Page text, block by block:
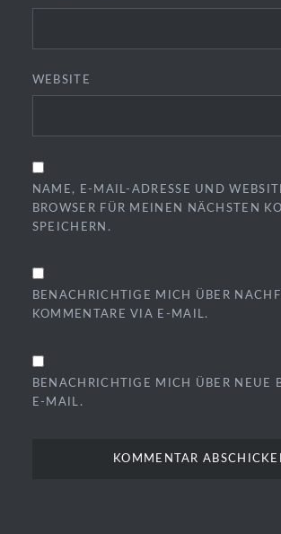
WEBSITE
NAME, E-MAIL-ADRESSE UND
BROWSER FÜR MEINEN NÄCHSTEN
SPEICHERN.
BENACHRICHTIGE MICH ÜBER
KOMMENTARE VIA E-MAIL.
BENACHRICHTIGE MICH ÜBER NEUE
E-MAIL.